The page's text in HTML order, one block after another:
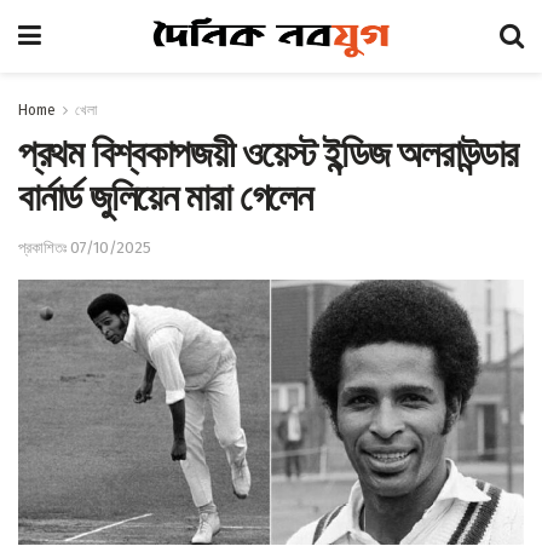
Home খেলা
প্রথম বিশ্বকাপজয়ী ওয়েস্ট ইন্ডিজ অলরাউন্ডার
বার্নার্ড জুলিয়েন মারা গেলেন
প্রকাশিতঃ 07/10/2025